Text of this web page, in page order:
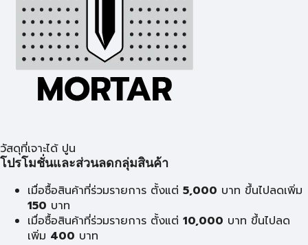
วัสดุที่เจาะได้ ปูน
โปรโมชั่นและส่วนลดกลุ่มสินค้า
เมื่อซื้อสินค้าที่ร่วมรายการ ตั้งแต่ 5,000 บาท ขึ้นไปลดเพิ่ม
150 บาท
เมื่อซื้อสินค้าที่ร่วมรายการ ตั้งแต่ 10,000 บาท ขึ้นไปลด
เพิ่ม 400 บาท